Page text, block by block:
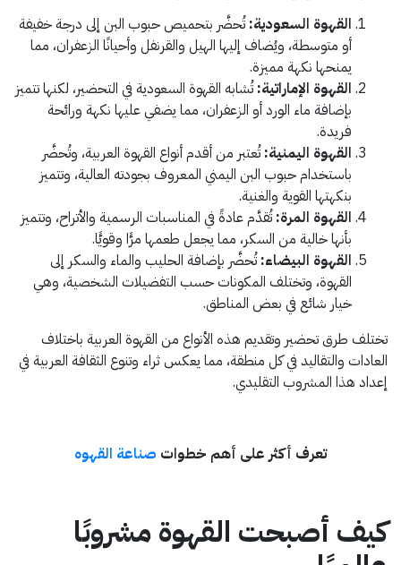
القهوة السعودية:تُحضَّر بتحميص حبوب البن إلى درجة خفيفة
أو متوسطة، ويُضاف إليها الهيل والقرنفل وأحيانًا الزعفران، مما
يمنحها نكهة مميزة.
القهوة الإماراتية:تُشابه القهوة السعودية في التحضير، لكنها تتميز
بإضافة ماء الورد أو الزعفران، مما يضفي عليها نكهة ورائحة
فريدة.
القهوة اليمنية:تُعتبر من أقدم أنواع القهوة العربية، وتُحضَّر
باستخدام حبوب البن اليمني المعروف بجودته العالية، وتتميز
بنكهتها القوية والغنية.
القهوة المرة:تُقدَّم عادةً في المناسبات الرسمية والأتراح، وتتميز
بأنها خالية من السكر، مما يجعل طعمها مرًّا وقويًّا.
القهوة البيضاء:تُحضَّر بإضافة الحليب والماء والسكر إلى
القهوة، وتختلف المكونات حسب التفضيلات الشخصية، وهي
خيار شائع في بعض المناطق.
تختلف طرق تحضير وتقديم هذه الأنواع من القهوة العربية باختلاف
العادات والتقاليد في كل منطقة، مما يعكس ثراء وتنوع الثقافة العربية في
إعداد هذا المشروب التقليدي.
تعرف أكثر على أهم خطوات صناعة القهوه
كيف أصبحت القهوة مشروبًا